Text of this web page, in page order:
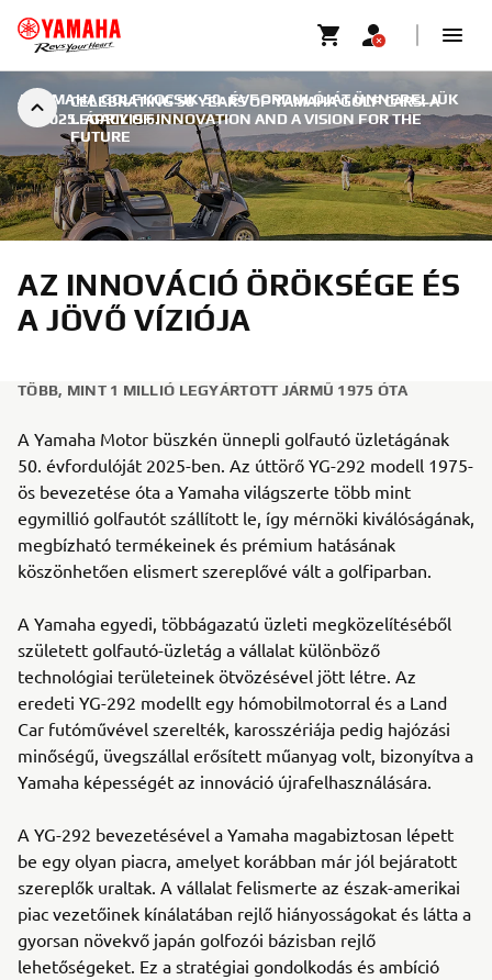
CELEBRATING 50 YEARS OF YAMAHA GOLF CARS: A
LEGACY OF INNOVATION AND A VISION FOR THE
FUTURE
A YAMAHA GOLFKOCSIK 50. ÉVFORDULÓJÁT ÜNNEPELJÜK
2025. ÁPRILIS 6.
AZ INNOVÁCIÓ ÖRÖKSÉGE ÉS
A JÖVŐ VÍZIÓJA
TÖBB, MINT 1 MILLIÓ LEGYÁRTOTT JÁRMŰ 1975 ÓTA
A Yamaha Motor büszkén ünnepli golfautó üzletágának
50. évfordulóját 2025-ben. Az úttörő YG-292 modell 1975-
ös bevezetése óta a Yamaha világszerte több mint
egymillió golfautót szállított le, így mérnöki kiválóságának,
megbízható termékeinek és prémium hatásának
köszönhetően elismert szereplővé vált a golfiparban.
A Yamaha egyedi, többágazatú üzleti megközelítéséből
született golfautó-üzletág a vállalat különböző
technológiai területeinek ötvözésével jött létre. Az
eredeti YG-292 modellt egy hómobilmotorral és a Land
Car futóművével szerelték, karosszériája pedig hajózási
minőségű, üvegszállal erősített műanyag volt, bizonyítva a
Yamaha képességét az innováció újrafelhasználására.
A YG-292 bevezetésével a Yamaha magabiztosan lépett
be egy olyan piacra, amelyet korábban már jól bejáratott
szereplők uraltak. A vállalat felismerte az észak-amerikai
piac vezetőinek kínálatában rejlő hiányosságokat és látta a
gyorsan növekvő japán golfozói bázisban rejlő
lehetőségeket. Ez a stratégiai gondolkodás és ambíció